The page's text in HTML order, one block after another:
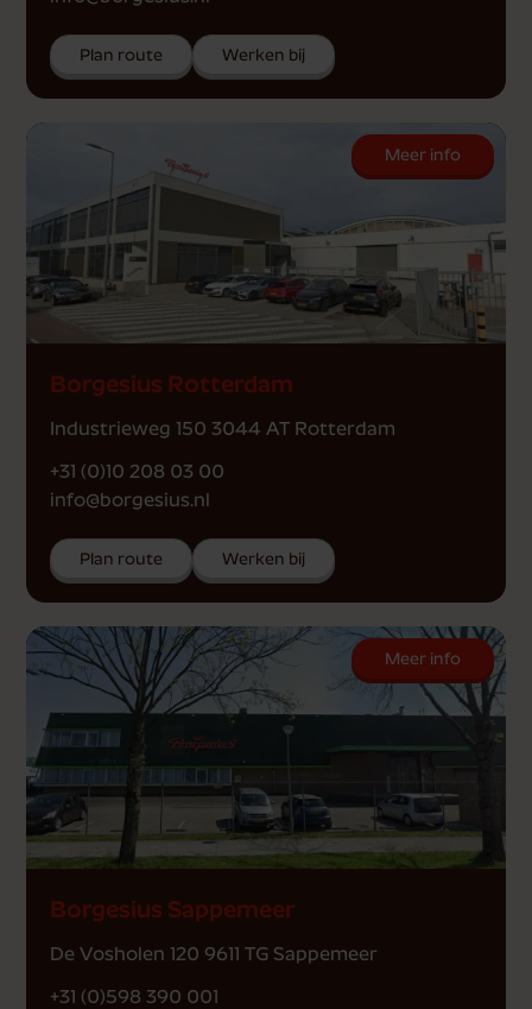
Plan route Werken bij
Meer info
Borgesius Rotterdam
Industrieweg 150 3044 AT Rotterdam
+31 (0)10 208 03 00
info@borgesius.nl
Plan route Werken bij
Meer info
Borgesius Sappemeer
De Vosholen 120 9611 TG Sappemeer
+31 (0)598 390 001